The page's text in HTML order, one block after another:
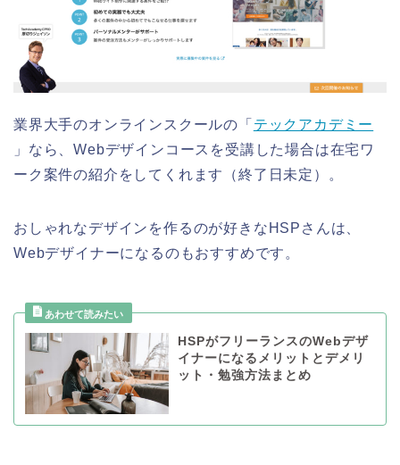
業界大手のオンラインスクールの「 テックアカデミー
」なら、Webデザインコースを受講した場合は在宅ワ
ーク案件の紹介をしてくれます（終了日未定）。
おしゃれなデザインを作るのが好きなHSPさんは、
Webデザイナーになるのもおすすめです。
HSPがフリーランスのWebデザ
イナーになるメリットとデメリ
ット・勉強方法まとめ